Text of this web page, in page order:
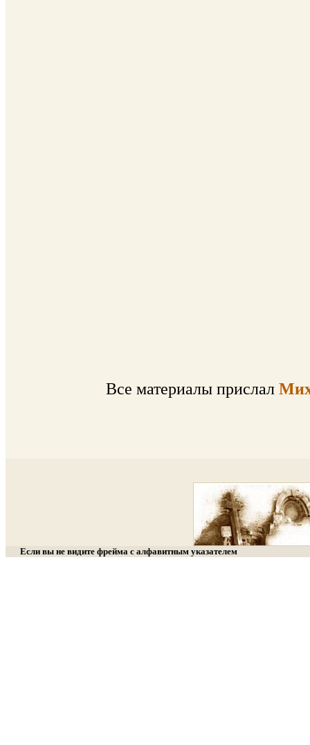
Все материалы прислал
Если вы не видите фрейма с алфавитным указателем